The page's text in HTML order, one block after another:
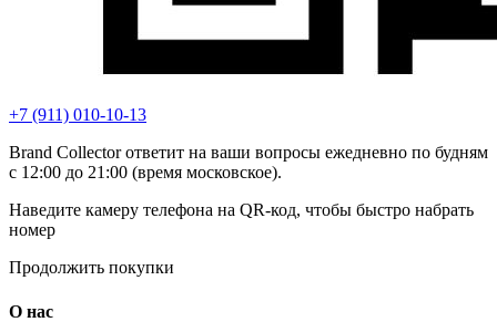
+7 (911) 010-10-13
Brand Collector ответит на ваши вопросы ежедневно по будням
с 12:00 до 21:00 (время московское).
Наведите камеру телефона на QR-код, чтобы быстро набрать
номер
Продолжить покупки
О нас